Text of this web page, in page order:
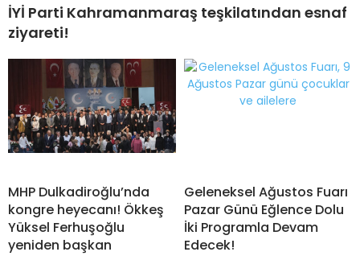
İYİ Parti Kahramanmaraş teşkilatından esnaf
ziyareti!
MHP Dulkadiroğlu’nda
kongre heyecanı! Ökkeş
Yüksel Ferhuşoğlu
yeniden başkan
Geleneksel Ağustos Fuarı
Pazar Günü Eğlence Dolu
İki Programla Devam
Edecek!